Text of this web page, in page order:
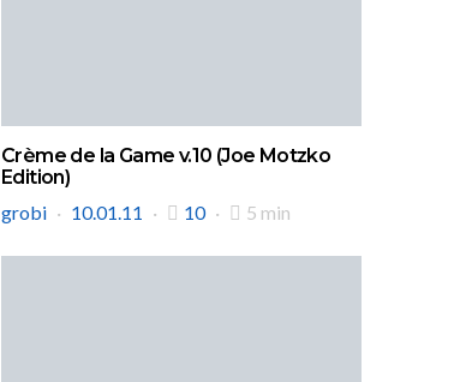
Crème de la Game v.10 (Joe Motzko
Edition)
grobi
10.01.11 10 5 min